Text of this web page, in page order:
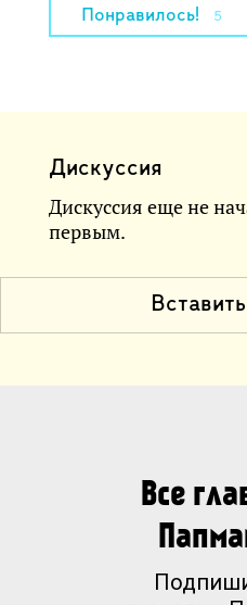
Понравилось! 5
Дискуссия
Дискуссия еще не
первым.
Все